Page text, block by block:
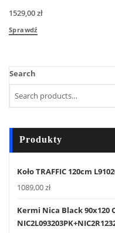
1529,00zł
Sprawdź
Search
Produkty
Koło TRAFFIC 120cm
1089,00zł
Kermi Nica Black 90x120